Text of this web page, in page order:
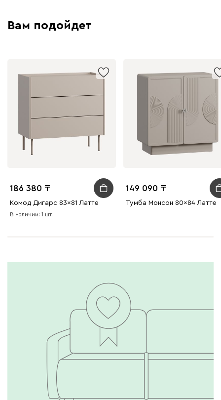
Вам подойдет
186 380
Комод Дигарс 83x81 Латте
В наличии: 1 шт.
149 090
Тумба Монсон 80x84 Латте